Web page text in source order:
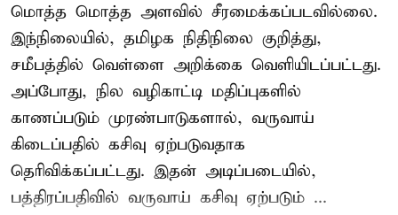
மொத்த மொத்த அளவில் சீரமைக்கப்படவில்லை.
இந்நிலையில், தமிழக நிதிநிலை குறித்து,
சமீபத்தில் வெள்ளை அறிக்கை வெளியிடப்பட்டது.
அப்போது, நில வழிகாட்டி மதிப்புகளில்
காணப்படும் முரண்பாடுகளால், வருவாய்
கிடைப்பதில் கசிவு ஏற்படுவதாக
தெரிவிக்கப்பட்டது. இதன் அடிப்படையில்,
பத்திரப்பதிவில் வருவாய் கசிவு ஏற்படும் ...